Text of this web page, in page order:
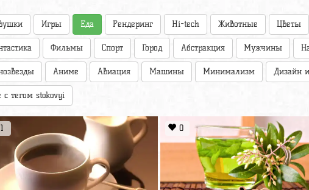
Игры Еда Рендеринг Hi-tech Животные Цветы
Фильмы Спорт Город Абстракция Мужчины
Аниме Авиация Машины Минимализм Дизайн
с тегом stokovyi
1 0